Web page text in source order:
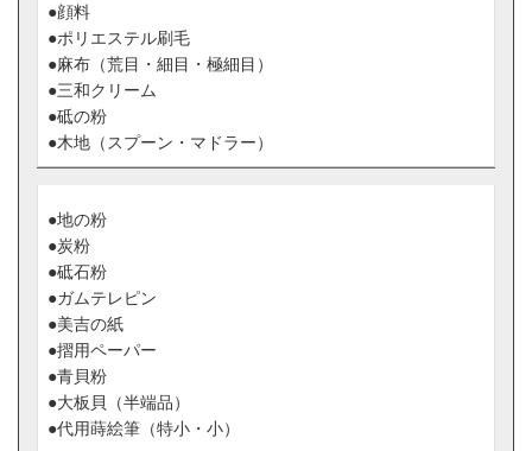
●顔料
●ポリエステル刷毛
●麻布（荒目・細目・極細目）
●三和クリーム
●砥の粉
●木地（スプーン・マドラー）
●地の粉
●炭粉
●砥石粉
●ガムテレピン
●美吉の紙
●摺用ペーパー
●青貝粉
●大板貝（半端品）
●代用蒔絵筆（特小・小）